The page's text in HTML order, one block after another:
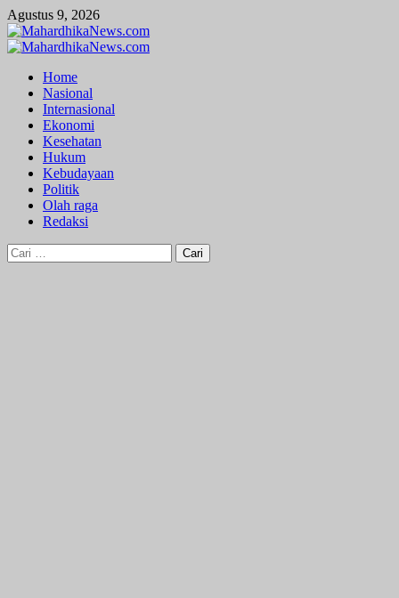
Skip
to
content
Agustus 9, 2026
Primary
Home
Nasional
Internasional
Ekonomi
Kesehatan
Hukum
Kebudayaan
Politik
Olah raga
Redaksi
Cari
untuk: